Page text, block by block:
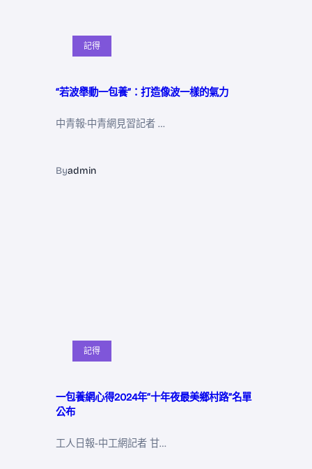
記得
“若波舉動一包養”：打造像波一樣的氣力
中青報·中青網見習記者 …
Byadmin
記得
一包養網心得2024年“十年夜最美鄉村路”名單
公布
工人日報-中工網記者 甘…